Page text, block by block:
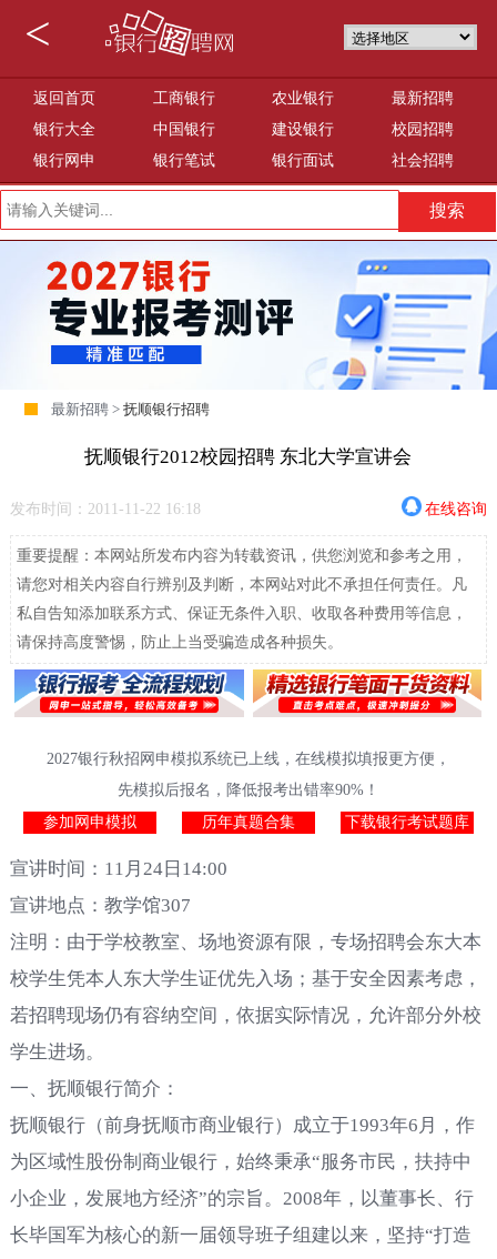
<
返回首页 工商银行 农业银行
最新招聘
银行大全
中国银行 建设银行
校园招聘
银行网申
银行笔试 银行面试 社会招聘
最新招聘 >抚顺银行招聘
抚顺银行2012校园招聘 东北大学宣讲会
发布时间：2011-11-22 16:18 在线咨询
重要提醒：本网站所发布内容为转载资讯，供您浏览和参考之用，
请您对相关内容自行辨别及判断，本网站对此不承担任何责任。凡
私自告知添加联系方式、保证无条件入职、收取各种费用等信息，
请保持高度警惕，防止上当受骗造成各种损失。
2027银行秋招网申模拟系统已上线，在线模拟填报更方便，
先模拟后报名，降低报考出错率90%！
参加网申模拟
历年真题合集 下载银行考试题库
宣讲时间：11月24日14:00
宣讲地点：教学馆307
注明：由于学校教室、场地资源有限，专场招聘会东大本
校学生凭本人东大学生证优先入场；基于安全因素考虑，
若招聘现场仍有容纳空间，依据实际情况，允许部分外校
学生进场。
一、抚顺银行简介：
抚顺银行（前身抚顺市商业银行）成立于1993年6月，作
为区域性股份制商业银行，始终秉承“服务市民，扶持中
小企业，发展地方经济”的宗旨。2008年，以董事长、行
长毕国军为核心的新一届领导班子组建以来，坚持“打造